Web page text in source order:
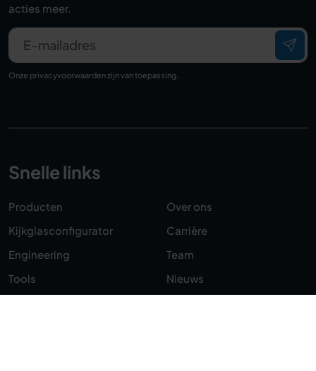
acties meer.
E-mailadres
Onze privacyvoorwaardenzijn van toepassing.
Snelle links
Producten
Kijkglasconfigurator
Engineering
Tools
Over ons
Carrière
Team
Nieuws